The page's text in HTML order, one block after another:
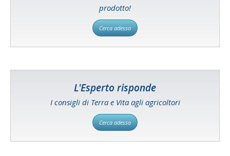
prodotto!
Cerca adesso
L'Esperto risponde
I consigli di Terra e Vita agli agricoltori
Cerca adesso